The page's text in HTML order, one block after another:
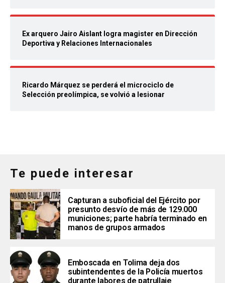
Ex arquero Jairo Aislant logra magister en Dirección
Deportiva y Relaciones Internacionales
Ricardo Márquez se perderá el microciclo de
Selección preolímpica, se volvió a lesionar
Te puede interesar
Capturan a suboficial del Ejército por
presunto desvío de más de 129.000
municiones; parte habría terminado en
manos de grupos armados
Emboscada en Tolima deja dos
subintendentes de la Policía muertos
durante labores de patrullaje